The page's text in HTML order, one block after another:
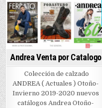
Andrea Venta por Catalogo
Colección de calzado
ANDREA ( Actuales ) Otoño-
Invierno 2019-2020 nuevos
catálogos Andrea Otoño-